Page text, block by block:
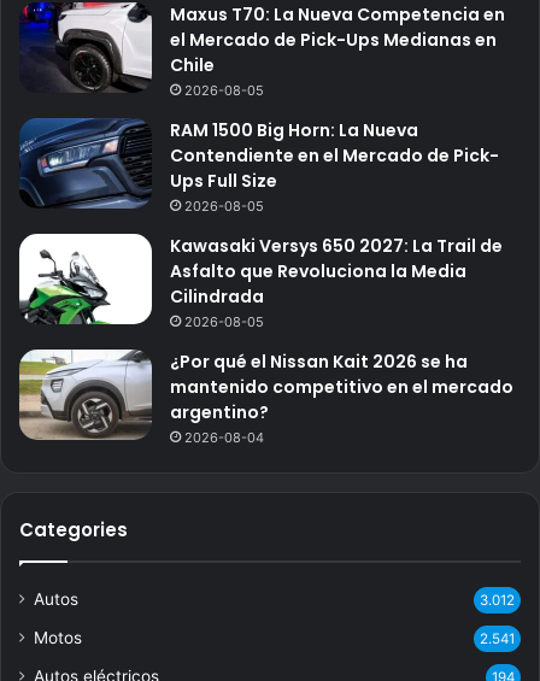
Maxus T70: La Nueva Competencia en
el Mercado de Pick-Ups Medianas en
Chile
2026-08-05
RAM 1500 Big Horn: La Nueva
Contendiente en el Mercado de Pick-
Ups Full Size
2026-08-05
Kawasaki Versys 650 2027: La Trail de
Asfalto que Revoluciona la Media
Cilindrada
2026-08-05
¿Por qué el Nissan Kait 2026 se ha
mantenido competitivo en el mercado
argentino?
2026-08-04
Categories
Autos 3.012
Motos 2.541
Autos eléctricos 194